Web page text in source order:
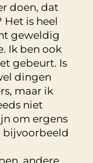
doen, dat
Het is heel
geweldig
Ik ben ook
gebeurt. Is
dingen
maar ik
niet
om ergens
bijvoorbeeld
andere